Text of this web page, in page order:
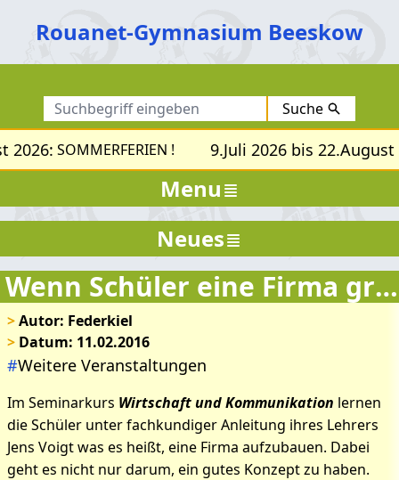
Rouanet-Gymnasium Beeskow
Suche
2026:SOMMERFERIEN ! 9.Juli 2026 bis 22.August
Menu
Wenn Schüler eine Firma gründen
>Autor: Federkiel
> Datum: 11.02.2016
#Weitere Veranstaltungen
Im Seminarkurs Wirtschaft und Kommunikation lernen
die Schüler unter fachkundiger Anleitung ihres Lehrers
Jens Voigt was es heißt, eine Firma aufzubauen. Dabei
geht es nicht nur darum, ein gutes Konzept zu haben.
Neues